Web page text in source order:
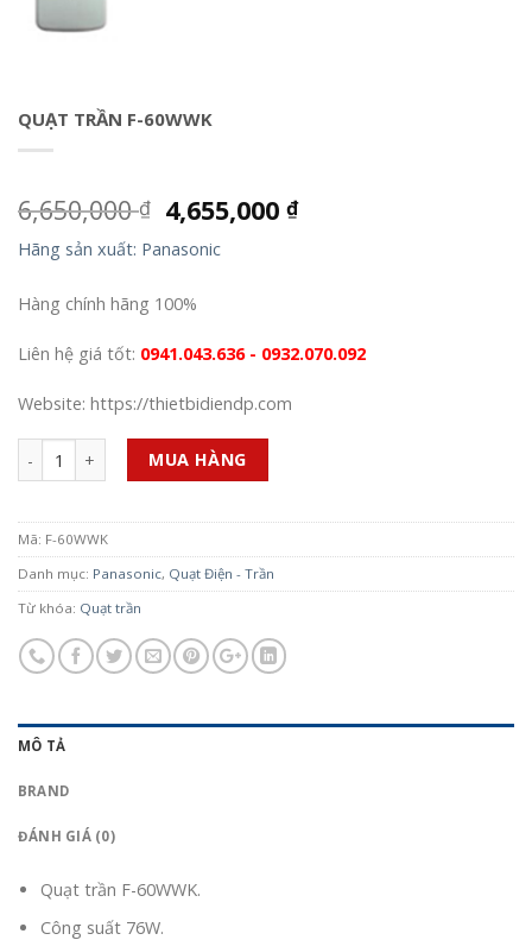
QUẠT TRẦN F-60WWK
6,650,000₫ 4,655,000₫
Hãng sản xuất: Panasonic
Hàng chính hãng 100%
Liên hệ giá tốt: 0941.043.636 - 0932.070.092
Website: https://thietbidiendp.com
Số lượng MUA HÀNG
Mã: F-60WWK
Danh mục: Panasonic, Quạt Điện - Trần
Từ khóa: Quạt trần
MÔ TẢ
BRAND
ĐÁNH GIÁ (0)
Quạt trần F-60WWK.
Công suất 76W.